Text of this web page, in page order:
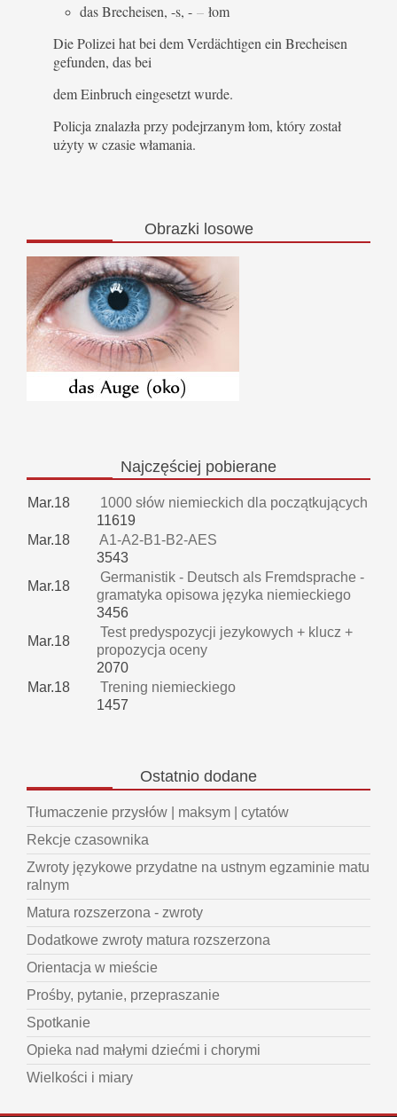
das Brecheisen, -s, - – łom
Die Polizei hat bei dem Verdächtigen ein Brecheisen
gefunden, das bei
dem Einbruch eingesetzt wurde.
Policja znalazła przy podejrzanym łom, który został
użyty w czasie włamania.
Obrazki losowe
Najczęściej pobierane
Mar.18
1000 słów niemieckich dla początkujących
11619
Mar.18
A1-A2-B1-B2-AES
3543
Mar.18
Germanistik - Deutsch als Fremdsprache -
gramatyka opisowa języka niemieckiego
3456
Mar.18
Test predyspozycji jezykowych + klucz +
propozycja oceny
2070
Mar.18
Trening niemieckiego
1457
Ostatnio dodane
Tłumaczenie przysłów | maksym | cytatów
Rekcje czasownika
Zwroty językowe przydatne na ustnym egzaminie matu
ralnym
Matura rozszerzona - zwroty
Dodatkowe zwroty matura rozszerzona
Orientacja w mieście
Prośby, pytanie, przepraszanie
Spotkanie
Opieka nad małymi dziećmi i chorymi
Wielkości i miary